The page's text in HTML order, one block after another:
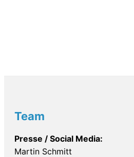
Team
Presse / Social Media:
Martin Schmitt